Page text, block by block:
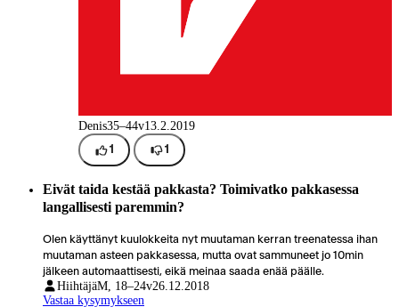
Denis35–44v13.2.2019
1 1
Eivät taida kestää pakkasta? Toimivatko pakkasessa
langallisesti paremmin?
Olen käyttänyt kuulokkeita nyt muutaman kerran treenatessa ihan
muutaman asteen pakkasessa, mutta ovat sammuneet jo 10min
jälkeen automaattisesti, eikä meinaa saada enää päälle.
HiihtäjäM, 18–24v26.12.2018
Vastaa kysymykseen